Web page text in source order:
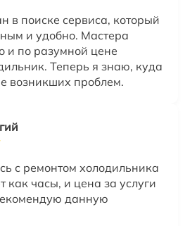
в поиске сервиса, который
и удобно. Мастера
и по разумной цене
Теперь я знаю, куда
возникших проблем.
с ремонтом холодильника
как часы, и цена за услуги
данную